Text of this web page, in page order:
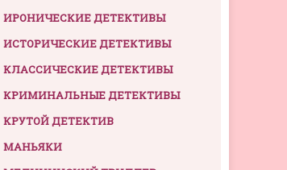
ИРОНИЧЕСКИЕ ДЕТЕКТИВЫ
ИСТОРИЧЕСКИЕ ДЕТЕКТИВЫ
КЛАССИЧЕСКИЕ ДЕТЕКТИВЫ
КРИМИНАЛЬНЫЕ ДЕТЕКТИВЫ
КРУТОЙ ДЕТЕКТИВ
МАНЬЯКИ